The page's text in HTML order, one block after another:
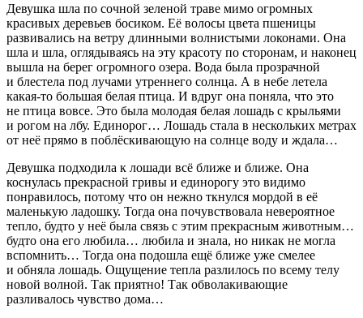
Девушка шла по сочной зеленой траве мимо огромных
красивых деревьев босиком. Её волосы цвета пшеницы
развивались на ветру длинными волнистыми локонами. Она
шла и шла, оглядываясь на эту красоту по сторонам, и наконец
вышла на берег огромного озера. Вода была прозрачной
и блестела под лучами утреннего солнца. А в небе летела
какая-то большая белая птица. И вдруг она поняла, что это
не птица вовсе. Это была молодая белая лошадь с крыльями
и рогом на лбу. Единорог… Лошадь стала в нескольких метрах
от неё прямо в поблёскивающую на солнце воду и ждала…
Девушка подходила к лошади всё ближе и ближе. Она
коснулась прекрасной гривы и единорогу это видимо
понравилось, потому что он нежно ткнулся мордой в её
маленькую ладошку. Тогда она почувствовала невероятное
тепло, будто у неё была связь с этим прекрасным животным…
будто она его любила… любила и знала, но никак не могла
вспомнить… Тогда она подошла ещё ближе уже смелее
и обняла лошадь. Ощущение тепла разлилось по всему телу
новой волной. Так приятно! Так обволакивающие
разливалось чувство дома…